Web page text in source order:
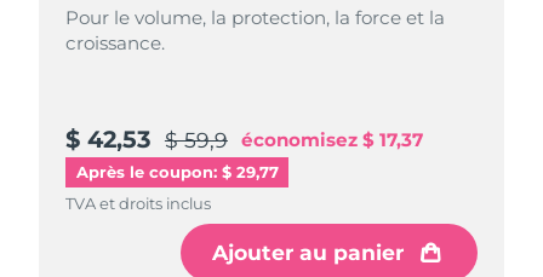
Pour le volume, la protection, la force et la
croissance.
$ 42,53 $ 59,9 économisez $ 17,37
Après le coupon: $ 29,77
TVA et droits inclus
Ajouter au panier